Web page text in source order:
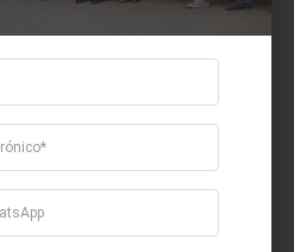
por
bajo
Atribución-